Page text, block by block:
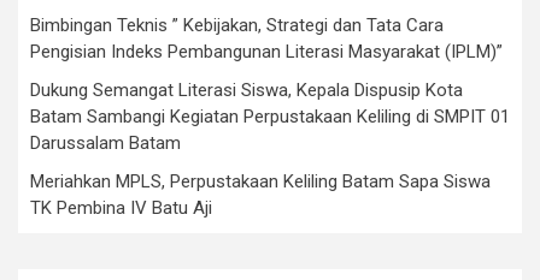
Bimbingan Teknis ” Kebijakan, Strategi dan Tata Cara
Pengisian Indeks Pembangunan Literasi Masyarakat (IPLM)”
Dukung Semangat Literasi Siswa, Kepala Dispusip Kota
Batam Sambangi Kegiatan Perpustakaan Keliling di SMPIT 01
Darussalam Batam
Meriahkan MPLS, Perpustakaan Keliling Batam Sapa Siswa
TK Pembina IV Batu Aji